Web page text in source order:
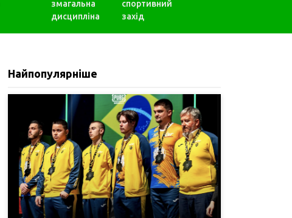
змагальна
дисципліна
спортивний
захід
Найпопулярніше